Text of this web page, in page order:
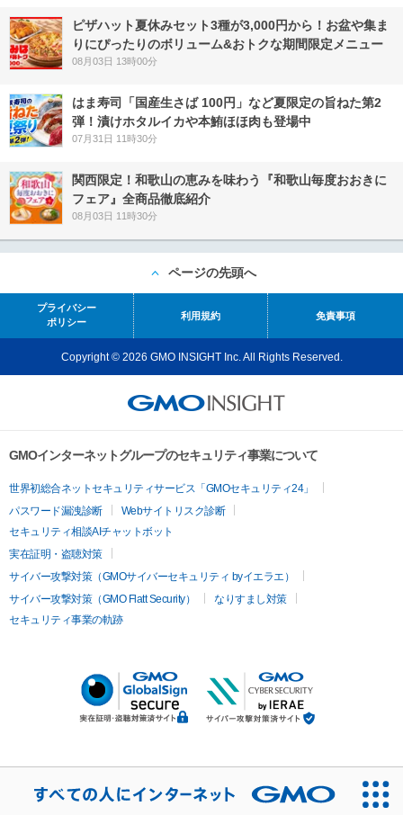
ピザハット夏休みセット3種が3,000円から！お盆や集ま
りにぴったりのボリューム&おトクな期間限定メニュー
08月03日 13時00分
はま寿司「国産生さば 100円」など夏限定の旨ねた第2
弾！漬けホタルイカや本鮪ほほ肉も登場中
07月31日 11時30分
関西限定！和歌山の恵みを味わう『和歌山毎度おおきに
フェア』全商品徹底紹介
08月03日 11時30分
ページの先頭へ
プライバシー
ポリシー
利用規約 免責事項
Copyright © 2026 GMO INSIGHT Inc. All Rights Reserved.
GMOインターネットグループのセキュリティ事業について
世界初総合ネットセキュリティサービス「GMOセキュリティ24」
パスワード漏洩診断
Webサイトリスク診断
セキュリティ相談AIチャットボット
実在証明・盗聴対策
サイバー攻撃対策（GMOサイバーセキュリティ byイエラエ）
サイバー攻撃対策（GMO Flatt Security）
なりすまし対策
セキュリティ事業の軌跡